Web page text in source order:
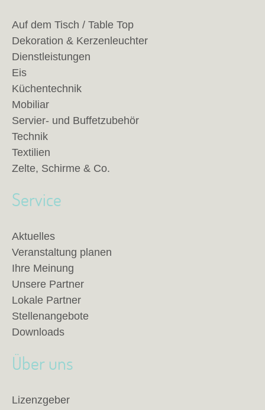
Auf dem Tisch / Table Top
Dekoration & Kerzenleuchter
Dienstleistungen
Eis
Küchentechnik
Mobiliar
Servier- und Buffetzubehör
Technik
Textilien
Zelte, Schirme & Co.
Service
Aktuelles
Veranstaltung planen
Ihre Meinung
Unsere Partner
Lokale Partner
Stellenangebote
Downloads
Über uns
Lizenzgeber